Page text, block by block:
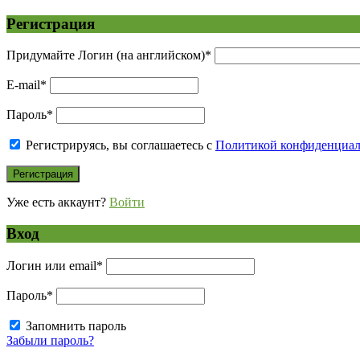
Регистрация
Придумайте Логин (на английском)*
E-mail*
Пароль*
Регистрируясь, вы соглашаетесь с Политикой
Уже есть аккаунт? Войти
Вход
Логин или email*
Пароль*
Запомнить пароль
Забыли пароль?